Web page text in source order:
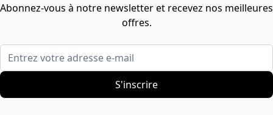
Abonnez-vous à notre newsletter et recevez nos meilleures
offres.
Entrez votre adresse e-mail
S'inscrire